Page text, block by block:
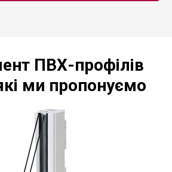
ПВХ-профілів
ми пропонуємо